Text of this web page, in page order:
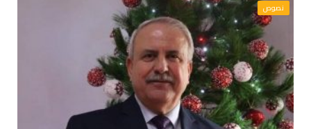
نصوص